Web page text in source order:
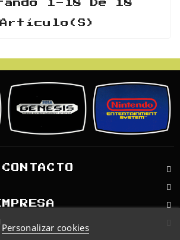
1-18 De 18
Artículo(s)
Personalizar cookies